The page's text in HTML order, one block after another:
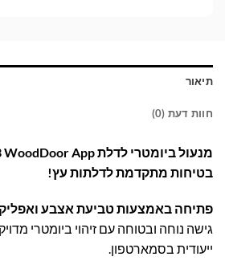
תיאור
חוות דעת (0)
בטיחות מתקדמת לדלתות עץ!
פתיחה באמצעות טביעת אצבע
גישה נוחה ובטוחה עם זיהוי ביומטרי
ייעודית בסמארטפון.